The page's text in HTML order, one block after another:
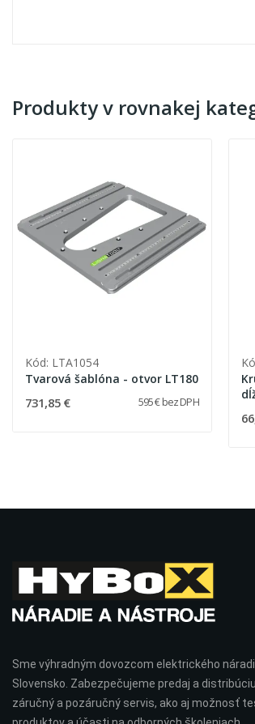
Produkty v rovnakej
Kód: LTA1054
Tvarová šablóna - otvor LT180
731,85 € 595 € bez DPH
Sme výhradným dovozcom elektrického
Slovensko. Zabezpečujeme predaj a
záručný a pozáručný servis, ako aj možnosť